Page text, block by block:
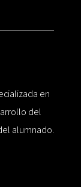
en
del
alumnado.